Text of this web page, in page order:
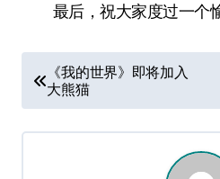
最后，祝大家度过一个愉
章
导
《我的世界》即将加入
大熊猫